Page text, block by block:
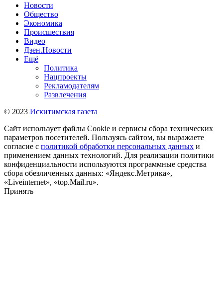
Новости
Общество
Экономика
Происшествия
Видео
Дзен.Новости
Ещё
Политика
Нацпроекты
Рекламодателям
Развлечения
© 2023 Искитимская газета
Сайт использует файлы Cookie и сервисы сбора технических
параметров посетителей. Пользуясь сайтом, вы выражаете
согласие с политикой обработки персональных данных и
применением данных технологий. Для реализации политики
конфиденциальности используются программные средства
сбора обезличенных данных: «Яндекс.Метрика»,
«Liveinternet», «top.Mail.ru».
Принять